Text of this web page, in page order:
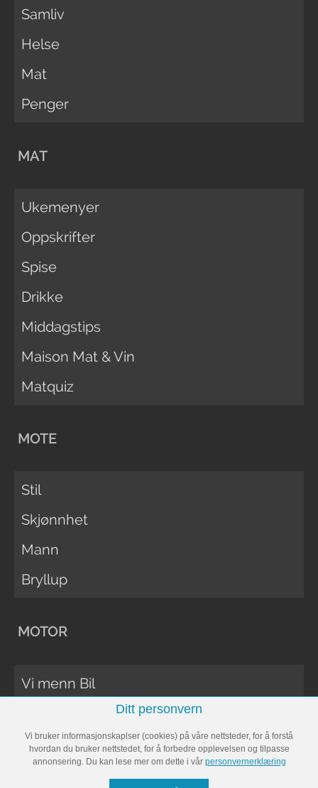
Samliv
Helse
Mat
Penger
MAT
Ukemenyer
Oppskrifter
Spise
Drikke
Middagstips
Maison Mat & Vin
Matquiz
MOTE
Stil
Skjønnhet
Mann
Bryllup
MOTOR
Vi menn Bil
Vi Menn Båt
Ditt personvern
Vi bruker informasjonskaplser (cookies) på våre nettsteder, for å forstå
hvordan du bruker nettstedet, for å forbedre opplevelsen og tilpasse
annonsering. Du kan lese mer om dette i vår personvernerklæring